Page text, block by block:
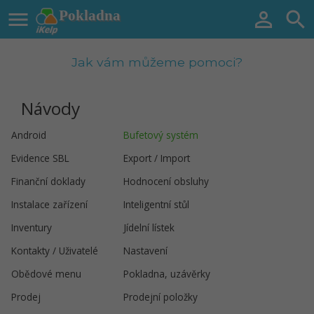
Pokladna
  
Jak vám můžeme pomoci?
Návody
Android
Bufetový systém
Evidence SBL
Export / Import
Finanční doklady
Hodnocení obsluhy
Instalace zařízení
Inteligentní stůl
Inventury
Jídelní lístek
Kontakty / Uživatelé
Nastavení
Obědové menu
Pokladna, uzávěrky
Prodej
Prodejní položky